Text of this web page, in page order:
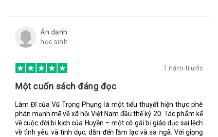
Ẩn danh
học sinh
1 năm trước
Một cuốn sách đáng đọc
Làm Đĩ của Vũ Trọng Phụng là một tiểu thuyết hiện thực phê
phán mạnh mẽ về xã hội Việt Nam đầu thế kỷ 20. Tác phẩm kể
về cuộc đời bi kịch của Huyền – một cô gái bị giáo dục sai lệch
về tình yêu và tình dục, dẫn đến lầm lạc và sa ngã. Với giọng